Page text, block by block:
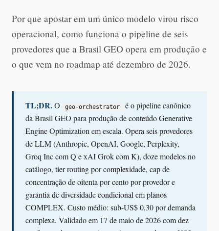
Por que apostar em um único modelo virou risco
operacional, como funciona o pipeline de seis
provedores que a Brasil GEO opera em produção e
o que vem no roadmap até dezembro de 2026.
TL;DR.O geo-orchestrator
é o pipeline canônico
da Brasil GEO para produção de conteúdo Generative
Engine Optimization em escala. Opera seis provedores
de LLM (Anthropic, OpenAI, Google, Perplexity,
Groq Inc com Q e xAI Grok com K), doze modelos no
catálogo, tier routing por complexidade, cap de
concentração de oitenta por cento por provedor e
garantia de diversidade condicional em planos
COMPLEX. Custo médio: sub-US$ 0,30 por demanda
complexa. Validado em 17 de maio de 2026 com dez